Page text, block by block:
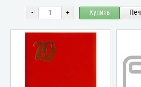
- + Купить